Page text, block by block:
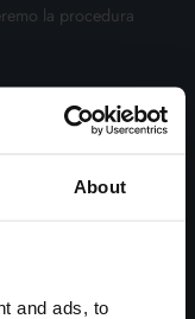
About
and ads, to
la procedura